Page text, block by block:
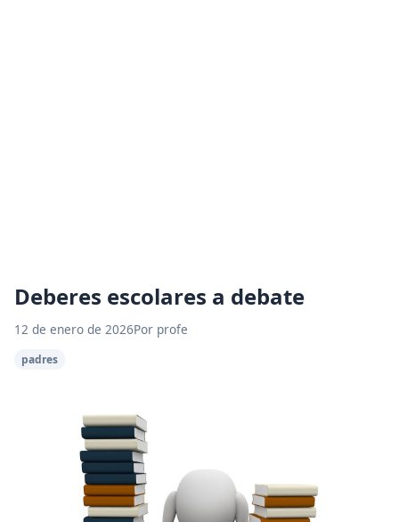
Deberes escolares a debate
12 de enero de 2026Por profe
padres